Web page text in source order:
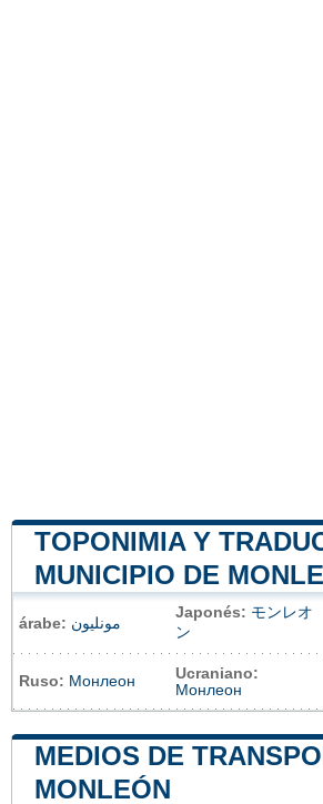
TOPONIMIA Y
MUNICIPIO DE
árabe: مونليون
Japonés: モンレオ
ン
Ruso: Монлеон
Ucraniano:
Монлеон
MEDIOS DE
MONLEÓN